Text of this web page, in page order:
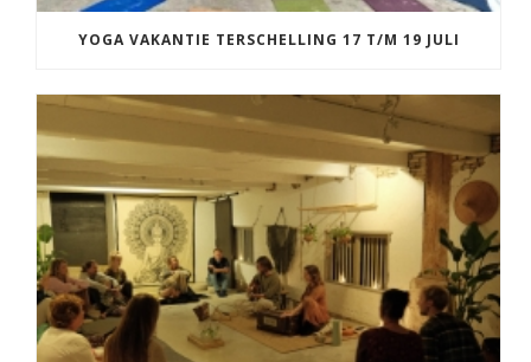
YOGA VAKANTIE TERSCHELLING 17 T/M 19 JULI